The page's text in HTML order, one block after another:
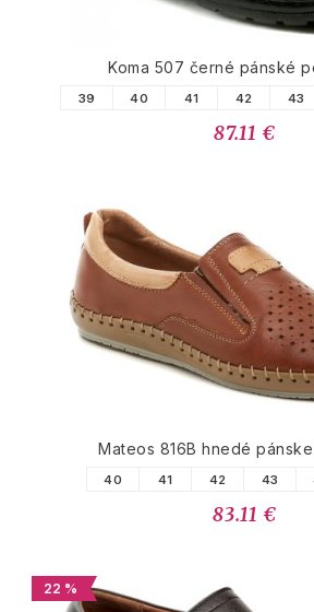
Koma 507 černé pánské
39 40 41 42 43
87.11 €
Mateos 816B hnedé
40 41 42 43
83.11 €
22 %